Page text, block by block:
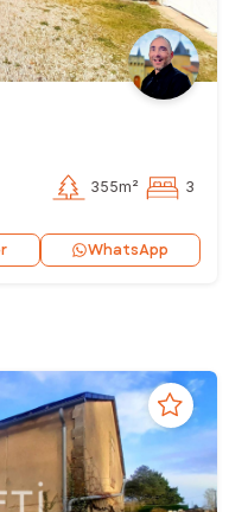
355m² 3
WhatsApp